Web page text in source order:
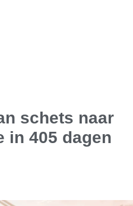
schets naar
in 405 dagen